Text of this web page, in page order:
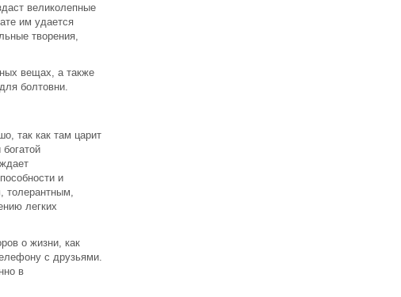
великолепные
им удается
творения,
вещах, а также
болтовни.
так как там царит
и
толерантным,
легких
о жизни, как
с друзьями.
в